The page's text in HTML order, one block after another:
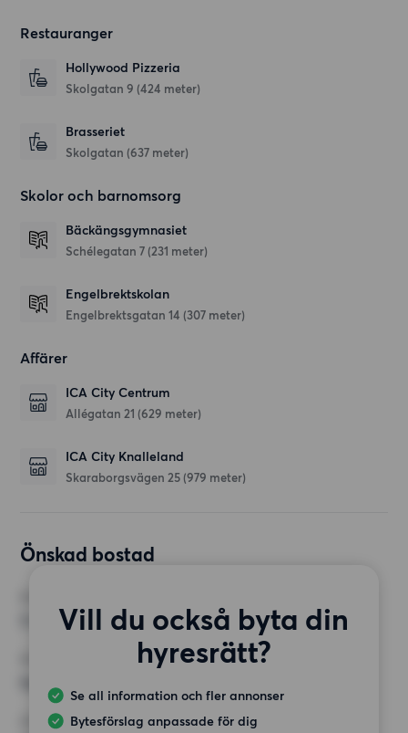
Restauranger
Hollywood Pizzeria
Skolgatan 9 (424 meter)
Brasseriet
Skolgatan (637 meter)
Skolor och barnomsorg
Bäckängsgymnasiet
Schélegatan 7 (231 meter)
Engelbrektskolan
Engelbrektsgatan 14 (307 meter)
Affärer
ICA City Centrum
Allégatan 21 (629 meter)
ICA City Knalleland
Skaraborgsvägen 25 (979 meter)
Önskad bostad
Vill du också byta din
hyresrätt?
Se all information och fler annonser
Bytesförslag anpassade för dig
MINST ANTAL KVADRATMETER
HÖGSTA HYRA